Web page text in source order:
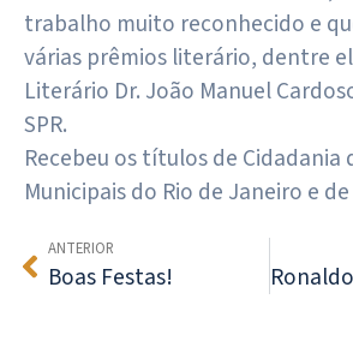
trabalho muito reconhecido e
várias prêmios literário, dentre
Literário Dr. João Manuel
SPR.
Recebeu os títulos de Cidadania
Municipais do Rio de Janeiro e
ANTERIOR
Boas Festas!